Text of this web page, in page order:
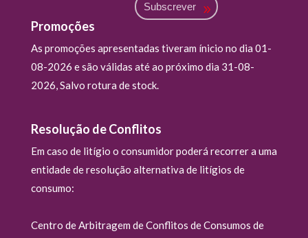
Subscrever
Promoções
As promoções apresentadas tiveram ínicio no dia 01-
08-2026 e são válidas até ao próximo dia 31-08-
2026, Salvo rotura de stock.
Resolução de Conflitos
Em caso de litígio o consumidor poderá recorrer a uma
entidade de resolução alternativa de litígios de
consumo:
Centro de Arbitragem de Conflitos de Consumos de